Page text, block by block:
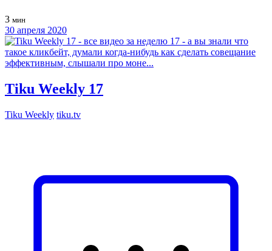
3 мин
30 апреля 2020
Tiku Weekly 17
Tiku Weekly tiku.tv